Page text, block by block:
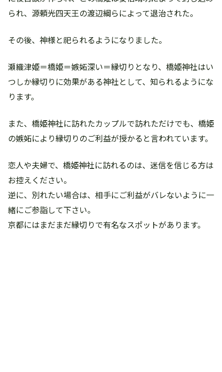
られ、源頼光四天王の渡辺綱らによって退治された。
その後、神様と祀られるようになりました。
瀬織津姫＝橋姫＝嫉妬深い＝縁切りとなり、橋姫神社はい
つしか縁切りに効果がある神社として、知られるようにな
ります。
また、橋姫神社に訪れたカップルで訪れただけでも、橋姫
の嫉妬により縁切りのご利益が授かると言われています。
恋人や夫婦で、橋姫神社に訪れるのは、迷信を信じる方は
お控えください。
逆に、別れたい場合は、相手にご利益がバレないように一
緒にご参詣して下さい。
京都にはまだまだ縁切りで有名なスポットがあります。